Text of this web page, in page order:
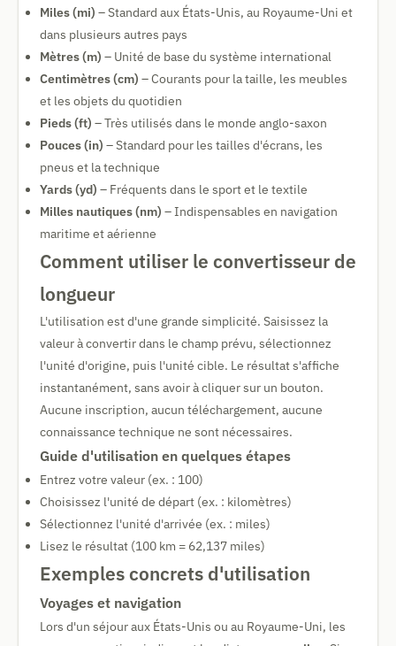
Miles (mi) – Standard aux États-Unis, au Royaume-Uni et
dans plusieurs autres pays
Mètres (m) – Unité de base du système international
Centimètres (cm) – Courants pour la taille, les meubles
et les objets du quotidien
Pieds (ft) – Très utilisés dans le monde anglo-saxon
Pouces (in) – Standard pour les tailles d'écrans, les
pneus et la technique
Yards (yd) – Fréquents dans le sport et le textile
Milles nautiques (nm) – Indispensables en navigation
maritime et aérienne
Comment utiliser le convertisseur de
longueur
L'utilisation est d'une grande simplicité. Saisissez la
valeur à convertir dans le champ prévu, sélectionnez
l'unité d'origine, puis l'unité cible. Le résultat s'affiche
instantanément, sans avoir à cliquer sur un bouton.
Aucune inscription, aucun téléchargement, aucune
connaissance technique ne sont nécessaires.
Guide d'utilisation en quelques étapes
Entrez votre valeur (ex. : 100)
Choisissez l'unité de départ (ex. : kilomètres)
Sélectionnez l'unité d'arrivée (ex. : miles)
Lisez le résultat (100 km = 62,137 miles)
Exemples concrets d'utilisation
Voyages et navigation
Lors d'un séjour aux États-Unis ou au Royaume-Uni, les